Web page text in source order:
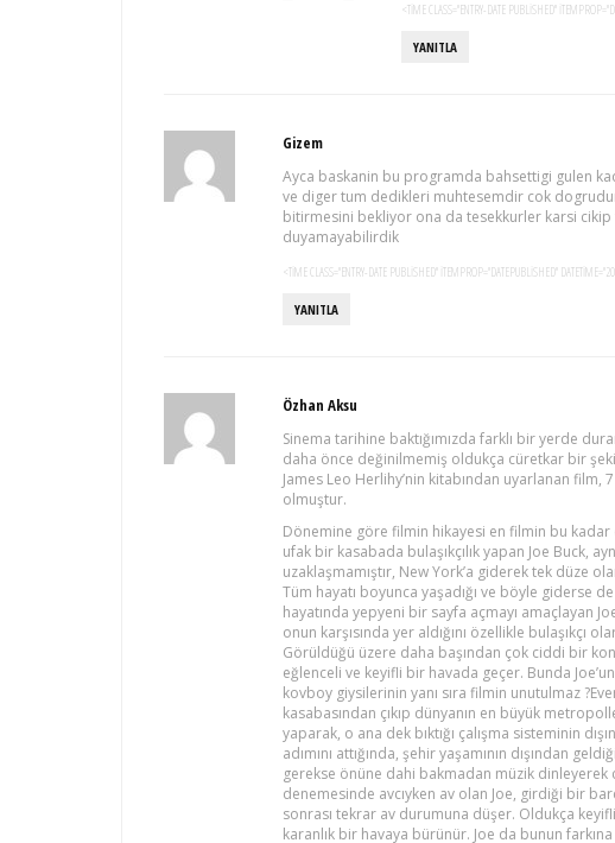
<TIME CLASS="ENTRY-DATE PUBLISHED"
YANITLA
Gizem
Ayca baskanin bu programda bahsettigi gulen
ve diger tum dedikleri muhtesemdir cok
bitirmesini bekliyor ona da tesekkurler karsi
duyamayabilirdik
<TIME CLASS="ENTRY-DATE PUBLISHED" ITEMPROP="DATEPUBLISHED"
YANITLA
Özhan Aksu
Sinema tarihine baktığımızda farklı bir yerde
daha önce değinilmemiş oldukça cüretkar bir
James Leo Herlihy’nin kitabından uyarlanan
olmuştur.
Dönemine göre filmin hikayesi en filmin bu kadar
ufak bir kasabada bulaşıkçılık yapan Joe Buck,
uzaklaşmamıştır, New York’a giderek tek düze
Tüm hayatı boyunca yaşadığı ve böyle giderse
hayatında yepyeni bir sayfa açmayı amaçlayan
onun karşısında yer aldığını özellikle bulaşıkçı
Görüldüğü üzere daha başından çok ciddi bir
eğlenceli ve keyifli bir havada geçer. Bunda
kovboy giysilerinin yanı sıra filmin unutulmaz
kasabasından çıkıp dünyanın en büyük
yaparak, o ana dek bıktığı çalışma sisteminin
adımını attığında, şehir yaşamının dışından
gerekse önüne dahi bakmadan müzik
denemesinde avcıyken av olan Joe, girdiği bir
sonrası tekrar av durumuna düşer. Oldukça
karanlık bir havaya bürünür. Joe da bunun